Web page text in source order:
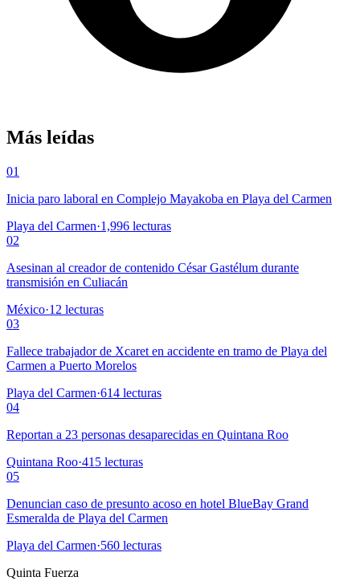
Más leídas
01
Inicia paro laboral en Complejo Mayakoba en Playa del Carmen
Playa del Carmen·1,996 lecturas
02
Asesinan al creador de contenido César Gastélum durante
transmisión en Culiacán
México·12 lecturas
03
Fallece trabajador de Xcaret en accidente en tramo de Playa del
Carmen a Puerto Morelos
Playa del Carmen·614 lecturas
04
Reportan a 23 personas desaparecidas en Quintana Roo
Quintana Roo·415 lecturas
05
Denuncian caso de presunto acoso en hotel BlueBay Grand
Esmeralda de Playa del Carmen
Playa del Carmen·560 lecturas
Quinta Fuerza